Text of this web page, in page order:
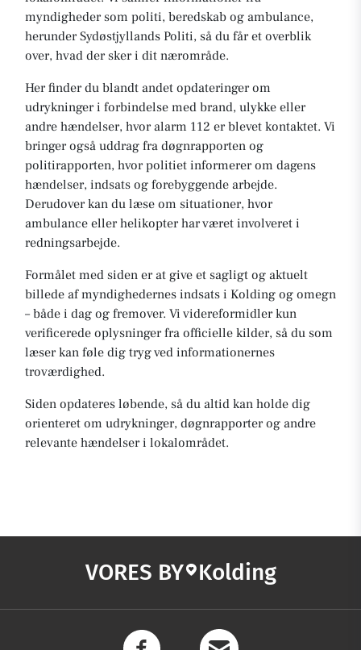
myndigheder som politi, beredskab og ambulance,
herunder Sydøstjyllands Politi, så du får et overblik
over, hvad der sker i dit nærområde.
Her finder du blandt andet opdateringer om
udrykninger i forbindelse med brand, ulykke eller
andre hændelser, hvor alarm 112 er blevet kontaktet. Vi
bringer også uddrag fra døgnrapporten og
politirapporten, hvor politiet informerer om dagens
hændelser, indsats og forebyggende arbejde.
Derudover kan du læse om situationer, hvor
ambulance eller helikopter har været involveret i
redningsarbejde.
Formålet med siden er at give et sagligt og aktuelt
billede af myndighedernes indsats i Kolding og omegn
– både i dag og fremover. Vi videreformidler kun
verificerede oplysninger fra officielle kilder, så du som
læser kan føle dig tryg ved informationernes
troværdighed.
Siden opdateres løbende, så du altid kan holde dig
orienteret om udrykninger, døgnrapporter og andre
relevante hændelser i lokalområdet.
VORES BY Kolding